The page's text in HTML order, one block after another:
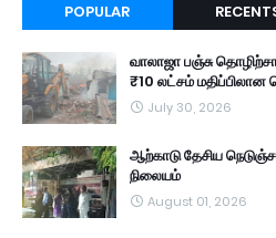
POPULAR
வாலாஜா பஞ்சு
₹10 லட்சம் மதிப்பிலான
July 30, 2026
ஆற்காடு தேசிய
நிலையம்
August 01, 2026